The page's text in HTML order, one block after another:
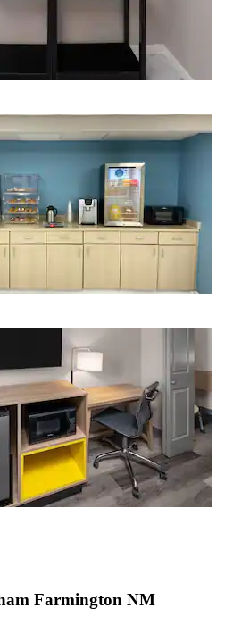
Farmington NM